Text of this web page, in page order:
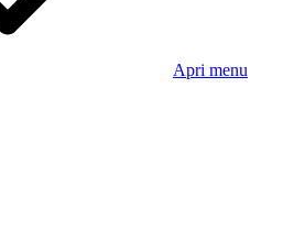
Apri menu